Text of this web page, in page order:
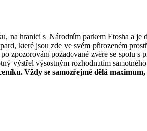
na hranici s Národním parkem Etosha a
které jsou zde ve svém přirozeném
zpozorování požadované zvěře se spolu
výstřel výsostným rozhodnutím
Vždy se samozřejmě dělá